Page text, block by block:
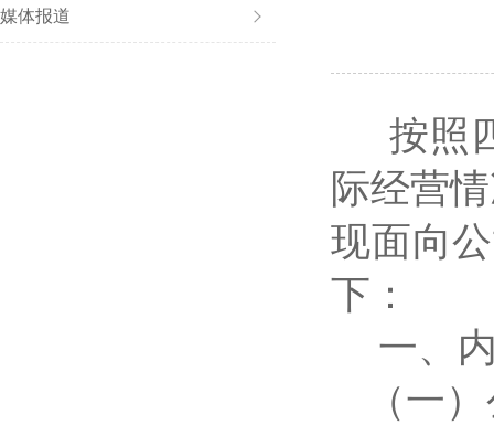
媒体报道
按照
际经营
现面向
下：
一、
（一